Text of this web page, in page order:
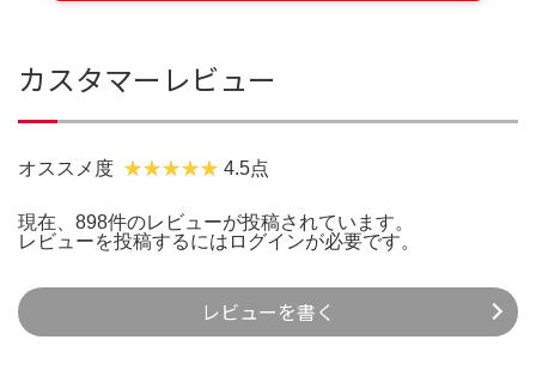
カスタマーレビュー
オススメ度 4.5点
現在、898件のレビューが投稿されています。
レビューを投稿するには ログインが必要です。
レビューを書く